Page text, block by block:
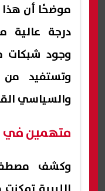
موضحًا أن
درجة عالية
وجود شبكات
وتستفيد من
والسياسي
متهمين في
وكشف